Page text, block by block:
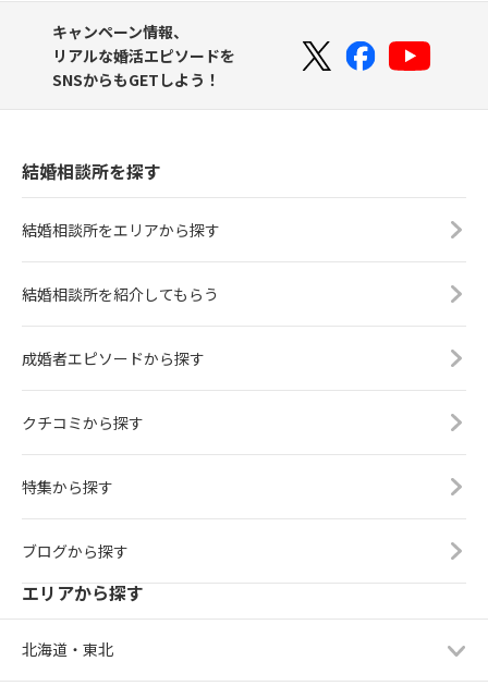
キャンペーン情報、
リアルな婚活エピソードを
SNSからもGETしよう！
結婚相談所を探す
結婚相談所をエリアから探す
結婚相談所を紹介してもらう
成婚者エピソードから探す
クチコミから探す
特集から探す
ブログから探す
エリアから探す
北海道・東北